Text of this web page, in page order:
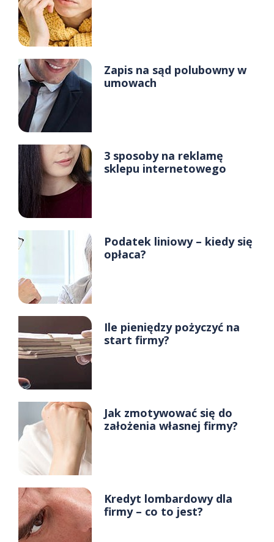
Zapis na sąd polubowny w
umowach
3 sposoby na reklamę
sklepu internetowego
Podatek liniowy – kiedy się
opłaca?
Ile pieniędzy pożyczyć na
start firmy?
Jak zmotywować się do
założenia własnej firmy?
Kredyt lombardowy dla
firmy – co to jest?